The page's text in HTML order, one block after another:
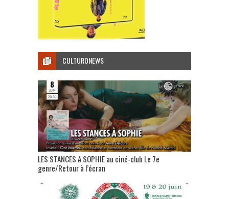
CULTURONEWS
LES STANCES A SOPHIE au ciné-club Le 7e
genre/Retour à l’écran